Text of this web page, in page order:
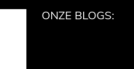
ONZE BLOGS: